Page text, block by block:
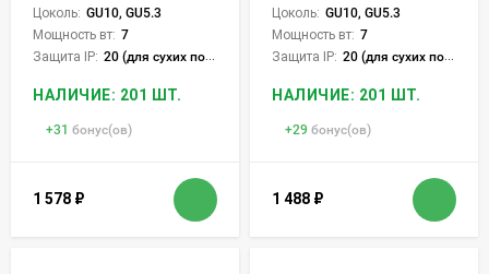
Цоколь: GU10, GU5.3
Мощность вт: 7
Защита IP: 20 (для сухих пом.)
НАЛИЧИЕ: 201 ШТ.
+31 бонус(ов)
1 578 ₽
Цоколь: GU10, GU5.3
Мощность вт: 7
Защита IP: 20 (для сухих пом.)
НАЛИЧИЕ: 201 ШТ.
+29 бонус(ов)
1 488 ₽